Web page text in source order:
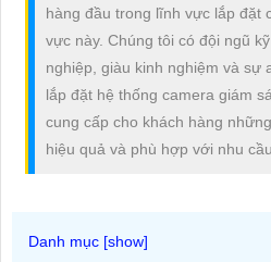
hàng đầu trong lĩnh vực lắp đặt
vực này. Chúng tôi có đội ngũ
nghiệp, giàu kinh nghiệm và sự
lắp đặt hệ thống camera giám
cung cấp cho khách hàng
hiệu quả và phù hợp với nhu